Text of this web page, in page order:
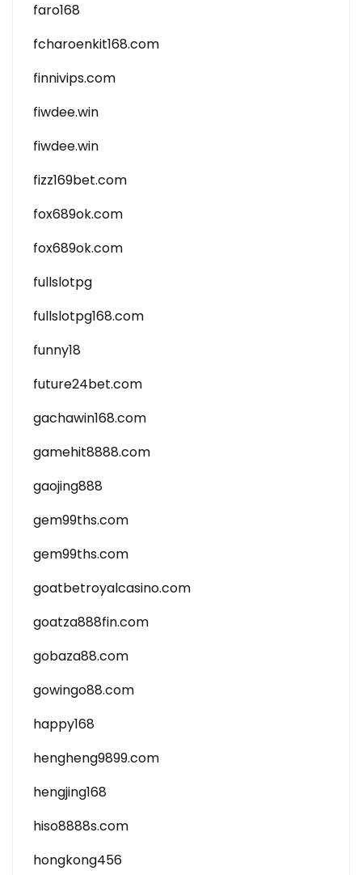
faro168
fcharoenkit168.com
finnivips.com
fiwdee.win
fiwdee.win
fizz169bet.com
fox689ok.com
fox689ok.com
fullslotpg
fullslotpg168.com
funny18
future24bet.com
gachawin168.com
gamehit8888.com
gaojing888
gem99ths.com
gem99ths.com
goatbetroyalcasino.com
goatza888fin.com
gobaza88.com
gowingo88.com
happy168
hengheng9899.com
hengjing168
hiso8888s.com
hongkong456